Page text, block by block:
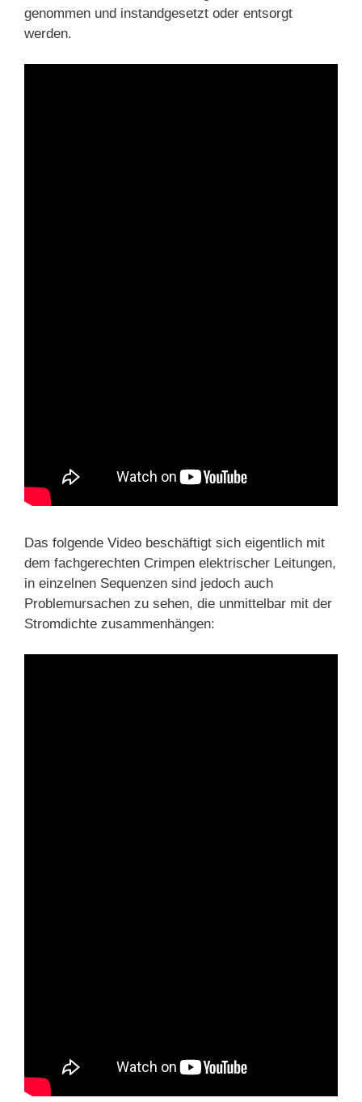
genommen und instandgesetzt oder entsorgt
werden.
Das folgende Video beschäftigt sich eigentlich mit
dem fachgerechten Crimpen elektrischer Leitungen,
in einzelnen Sequenzen sind jedoch auch
Problemursachen zu sehen, die unmittelbar mit der
Stromdichte zusammenhängen: